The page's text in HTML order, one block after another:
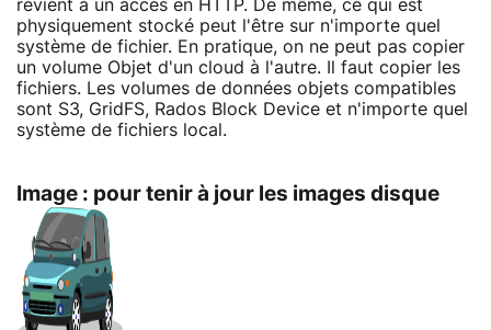
revient à un accès en HTTP. De même, ce qui est
physiquement stocké peut l'être sur n'importe quel
système de fichier. En pratique, on ne peut pas copier
un volume Objet d'un cloud à l'autre. Il faut copier les
fichiers. Les volumes de données objets compatibles
sont S3, GridFS, Rados Block Device et n'importe quel
système de fichiers local.
Image : pour tenir à jour les images disque